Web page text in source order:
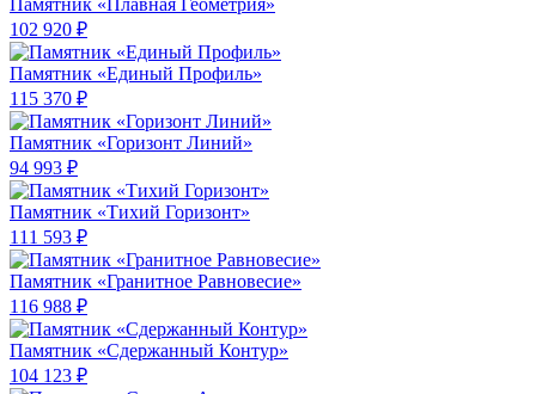
Памятник «Плавная Геометрия»
102 920 ₽
Памятник «Единый Профиль»
115 370 ₽
Памятник «Горизонт Линий»
94 993 ₽
Памятник «Тихий Горизонт»
111 593 ₽
Памятник «Гранитное Равновесие»
116 988 ₽
Памятник «Сдержанный Контур»
104 123 ₽